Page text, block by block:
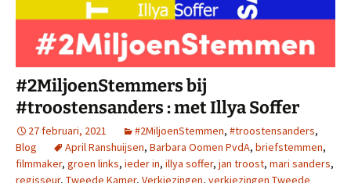
#2MiljoenStemmers bij
#troostensanders : met Illya Soffer
27 februari, 2021 #2MiljoenStemmen, #troostensanders,
Blog
April Ranshuijsen, Barbara Oomen PvdA, briefstemmen,
filmmaker, groen links, ieder in, illya soffer, jan troost, mari sanders,
regisseur, Tweede Kamer, Verkiezingen, verkiezingen Tweede